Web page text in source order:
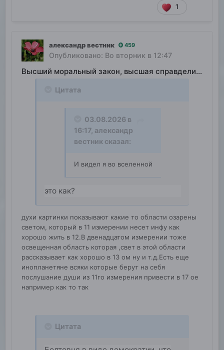
1
александр вестник 459
Опубликовано: Во вторник в 12:47
Высший моральный закон, высшая справделивость
Цитата
03.08.2026 в
16:17, александр
вестник сказал:
И видел я во вселенной
это как?
духи картинки показывают какие то области озарены
светом, который в 11 измерении несет инфу как
хорошо жить в 12.В двенадцатом измерении тоже
освещенная область которая ,свет в этой области
рассказывает как хорошо в 13 ом ну и т.д.Есть еще
инопланетяне всяки которые берут на себя
послушание души из 11го измерения привести в 17 ое
например как то так
Цитата